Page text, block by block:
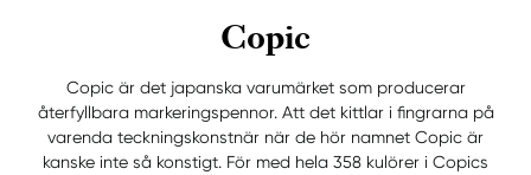
Copic
Copic är det japanska varumärket som producerar
återfyllbara markeringspennor. Att det kittlar i fingrarna på
varenda teckningskonstnär när de hör namnet Copic är
kanske inte så konstigt. För med hela 358 kulörer i Copics